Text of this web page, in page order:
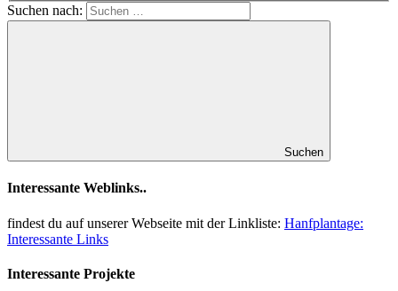
Suchen nach:
Suchen
Interessante Weblinks..
findest du auf unserer Webseite mit der Linkliste: Hanfplantage:
Interessante Links
Interessante Projekte